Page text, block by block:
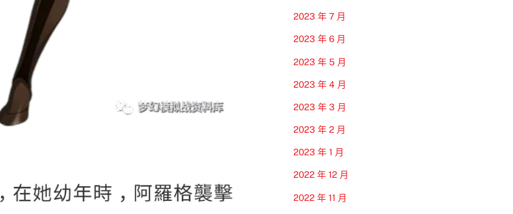
2023 年 7 月
2023 年 6 月
2023 年 5 月
2023 年 4 月
2023 年 3 月
2023 年 2 月
2023 年 1 月
2022 年 12 月
2022 年 11 月